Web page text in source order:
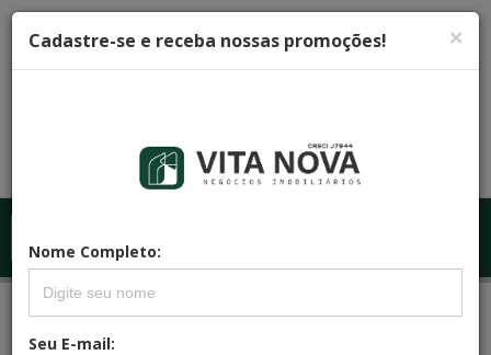
Principal
REFERÊNCIA: CA0235
×
Cadastre-se e receba nossas promoções!
Nome Completo:
Seu E-mail: